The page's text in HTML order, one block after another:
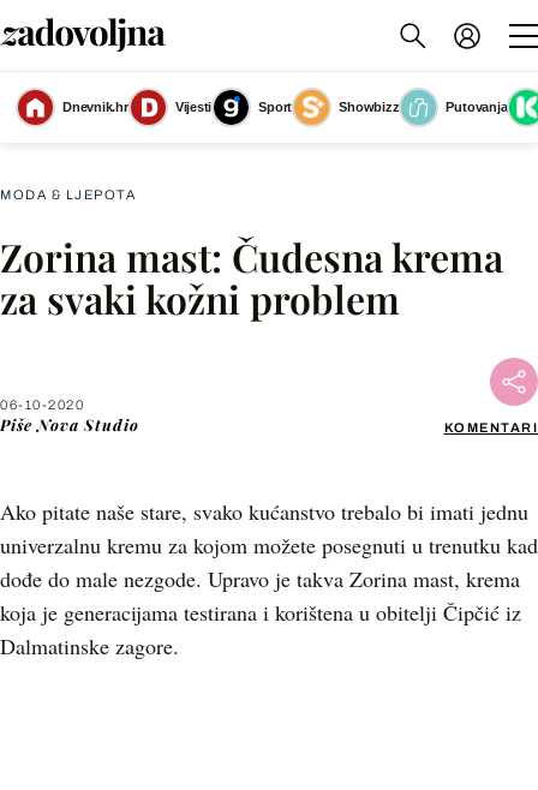
Dnevnik.hr Vijesti Sport Showbizz
Putovanja
Zorina mast, 49,99 kn(Foto: Nova TV)
MODA & LJEPOTA
Zorina mast: Čudesna krema
za svaki kožni problem
06-10-2020
Piše Nova Studio KOMENTARI
Ako pitate naše stare, svako kućanstvo trebalo bi imati jednu
univerzalnu kremu za kojom možete posegnuti u trenutku kad
dođe do male nezgode. Upravo je takva Zorina mast, krema
koja je generacijama testirana i korištena u obitelji Čipčić iz
Dalmatinske zagore.
Facebook